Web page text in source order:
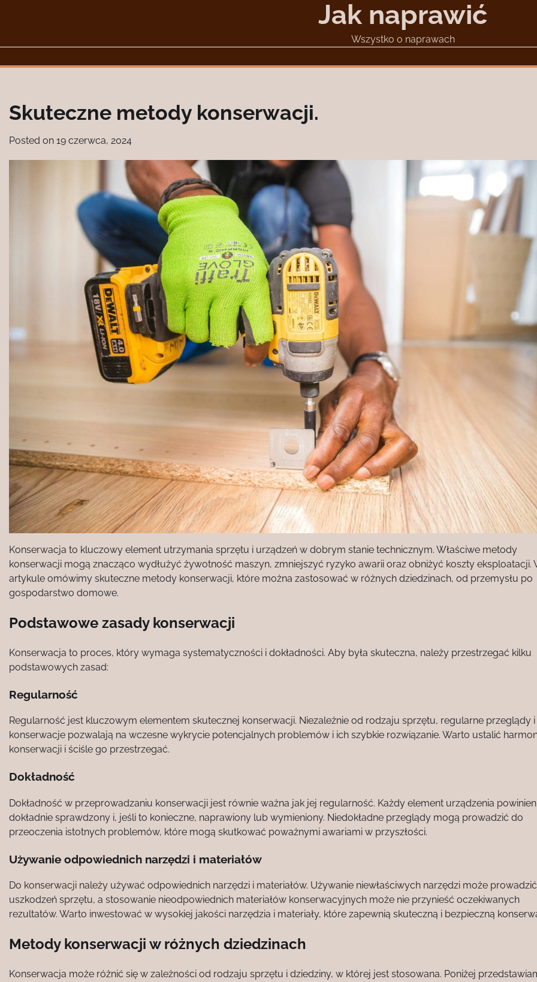
Jak naprawić
Wszystko o naprawach
Skuteczne metody konserwacji.
Posted on 19 czerwca, 2024
Konserwacja to kluczowy element utrzymania sprzętu i urządzeń w dobrym stanie technicznym. Właściwe metody
konserwacji mogą znacząco wydłużyć żywotność maszyn, zmniejszyć ryzyko awarii oraz obniżyć koszty eksploatacji.
artykule omówimy skuteczne metody konserwacji, które można zastosować w różnych dziedzinach, od przemysłu po
gospodarstwo domowe.
Podstawowe zasady konserwacji
Konserwacja to proces, który wymaga systematyczności i dokładności. Aby była skuteczna, należy przestrzegać kilku
podstawowych zasad:
Regularność
Regularność jest kluczowym elementem skutecznej konserwacji. Niezależnie od rodzaju sprzętu, regularne przeglądy i
konserwacje pozwalają na wczesne wykrycie potencjalnych problemów i ich szybkie rozwiązanie. Warto ustalić
konserwacji i ściśle go przestrzegać.
Dokładność
Dokładność w przeprowadzaniu konserwacji jest równie ważna jak jej regularność. Każdy element urządzenia
dokładnie sprawdzony i, jeśli to konieczne, naprawiony lub wymieniony. Niedokładne przeglądy mogą prowadzić do
przeoczenia istotnych problemów, które mogą skutkować poważnymi awariami w przyszłości.
Używanie odpowiednich narzędzi i materiałów
Do konserwacji należy używać odpowiednich narzędzi i materiałów. Używanie niewłaściwych narzędzi może
uszkodzeń sprzętu, a stosowanie nieodpowiednich materiałów konserwacyjnych może nie przynieść oczekiwanych
rezultatów. Warto inwestować w wysokiej jakości narzędzia i materiały, które zapewnią skuteczną i bezpieczną
Metody konserwacji w różnych dziedzinach
Konserwacja może różnić się w zależności od rodzaju sprzętu i dziedziny, w której jest stosowana. Poniżej